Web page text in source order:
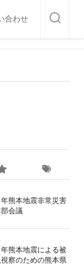
合わせ
熊本地震非常災害
会議
熊本地震による被
察のための熊本県